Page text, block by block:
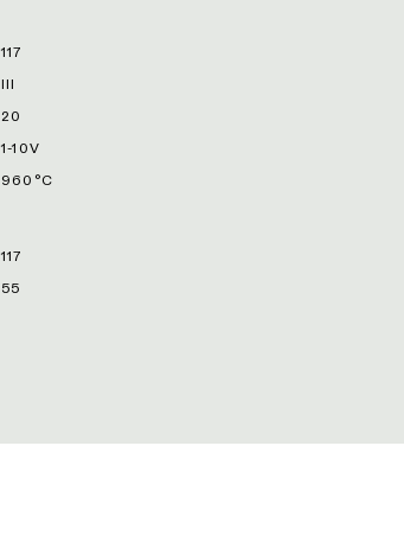
117
III
20
1-10V
960°C
117
55